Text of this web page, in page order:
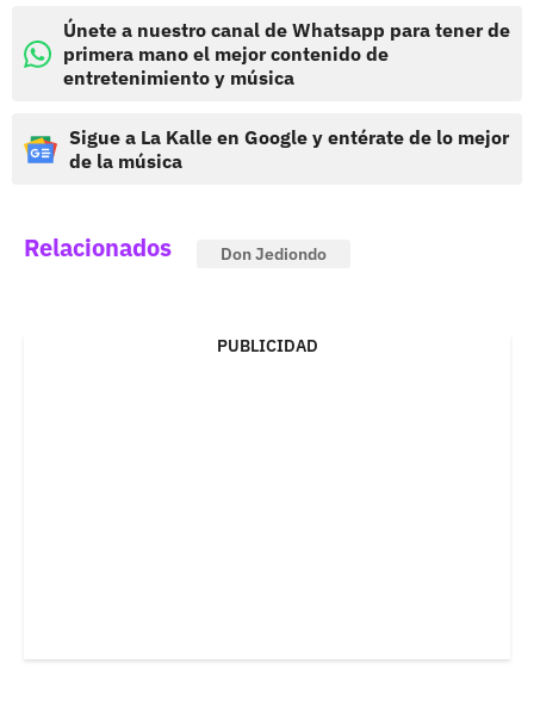
Únete a nuestro canal de Whatsapp para tener de
primera mano el mejor contenido de
entretenimiento y música
Sigue a La Kalle en Google y entérate de lo mejor
de la música
Relacionados Don Jediondo
PUBLICIDAD